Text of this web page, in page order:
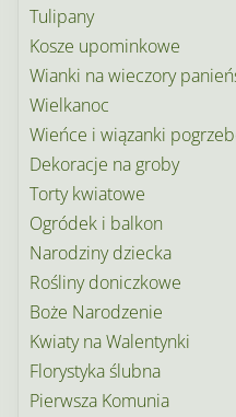
Tulipany
Kosze upominkowe
Wianki na wieczory
Wielkanoc
Wieńce i wiązanki
Dekoracje na groby
Torty kwiatowe
Ogródek i balkon
Narodziny dziecka
Rośliny doniczkowe
Boże Narodzenie
Kwiaty na Walentynki
Florystyka ślubna
Pierwsza Komunia